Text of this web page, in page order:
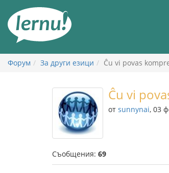
съдържанието
Форум За други езици Ĉu vi povas
Ĉu vi
от sunnynai, 03
Съобщения: 69